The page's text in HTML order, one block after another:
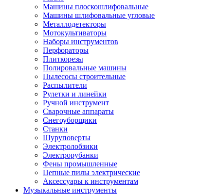
Машины плоскошлифовальные
Машины шлифовальные угловые
Металлодетекторы
Мотокультиваторы
Наборы инструментов
Перфораторы
Плиткорезы
Полировальные машины
Пылесосы строительные
Распылители
Рулетки и линейки
Ручной инструмент
Сварочные аппараты
Снегоуборщики
Станки
Шуруповерты
Электролобзики
Электрорубанки
Фены промышленные
Цепные пилы электрические
Аксессуары к инструментам
Музыкальные инструменты